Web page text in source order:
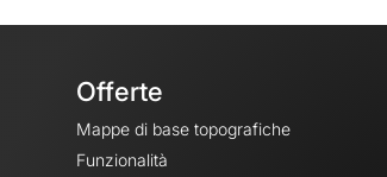
Offerte
Mappe di base topografiche
Funzionalità